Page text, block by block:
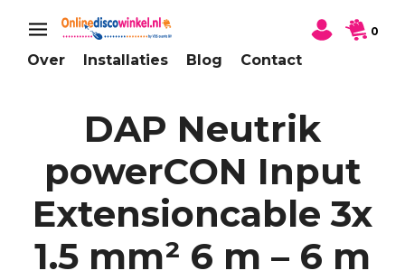
Over Installaties Blog Contact
0
DAP Neutrik
powerCON Input
Extensioncable 3x
1.5 mm² 6 m – 6 m